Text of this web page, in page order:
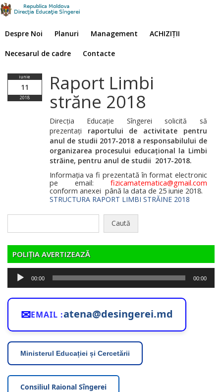
Despre Noi Planuri Management ACHIZIȚII
Necesarul de cadre Contacte
iunie
11
2018
Raport Limbi
străne 2018
Direcția Educație Sîngerei solicită să
prezentați raportului de activitate pentru
anul de studii 2017-2018 a responsabilului de
organizarea procesului educaţional la Limbi
străine, pentru anul de studii 2017-2018.
Informația va fi prezentată în format electronic
pe email: fizicamatematica@gmail.com
conform anexei până la data de 25 iunie 2018.
STRUCTURA RAPORT LIMBI STRĂINE 2018
POLIȚIA AVERTIZEAZĂ
Player
audio
00:00 00:00
✉EMAIL :atena@desingerei.md
Ministerul Educației și Cercetării
Consiliul Raional Sîngerei